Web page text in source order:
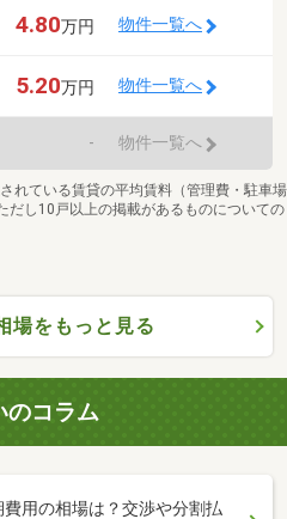
4.80万円 物件一覧へ
5.20万円 物件一覧へ
- 物件一覧へ
れている賃貸の平均賃料（管理費・駐車場
だし10戸以上の掲載があるものについての
場をもっと見る
のコラム
用の相場は？交渉や分割払